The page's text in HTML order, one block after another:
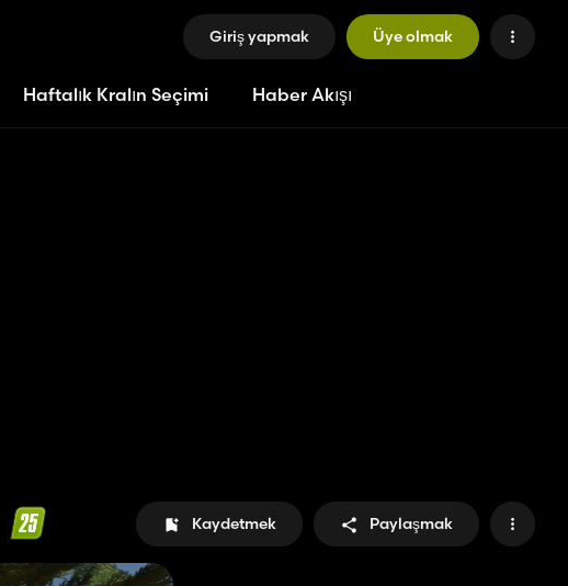
Giriş yapmak Üye olmak
Haftalık Kralın Seçimi Haber Akışı
Kaydetmek Paylaşmak